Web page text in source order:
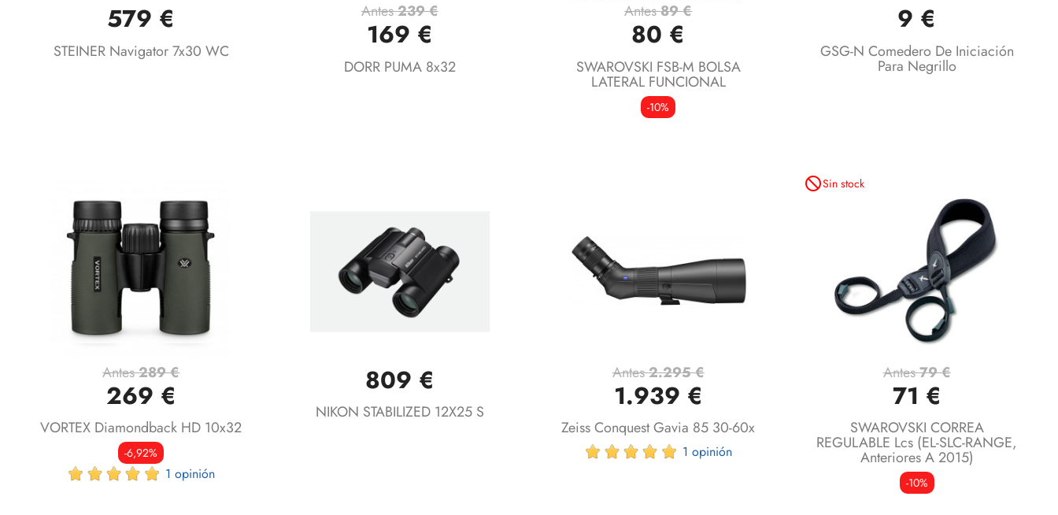
Vista rápida
579 €
STEINER Navigator 7x30 WC
Vista rápida
Antes239 €
169 €
DORR PUMA 8x32
Vista rápida
Antes89 €
80 €
SWAROVSKI FSB-M BOLSA
LATERAL FUNCIONAL
-10%
Vista rápida
9 €
GSG-N Comedero De Iniciación
Para Negrillo
Vista rápida
Antes289 €
269 €
VORTEX Diamondback HD 10x32
-6,92%
1 opinión
Vista rápida
809 €
NIKON STABILIZED 12X25 S
Vista rápida
Antes2.295 €
1.939 €
Zeiss Conquest Gavia 85 30-60x
1 opinión
not_interestedSin stock
Vista rápida
Antes79 €
71 €
SWAROVSKI CORREA
REGULABLE Lcs (EL-SLC-RANGE,
Anteriores A 2015)
-10%